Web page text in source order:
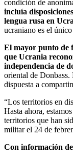
condición de
incluía
lengua rusa en
ucraniano es el
El mayor punto de
que Ucrania
independencia de
oriental de Donbass.
dispuesta a
“Los territorios en
Hasta ahora,
territorios que han
militar el 24 de
Con información de